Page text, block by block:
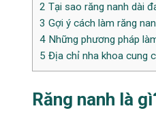
2 Tại sao răng nanh dài
3 Gợi ý cách làm răng
4 Những phương pháp
5 Địa chỉ nha khoa cung
Răng nanh là